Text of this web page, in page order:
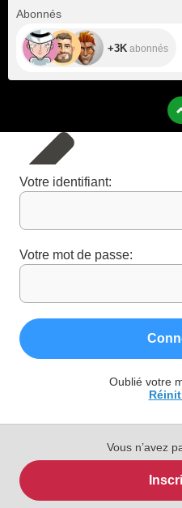
Abonnés
+3K abonnés
Votre identifiant:
Votre mot de passe:
Oublié votre
Vous n’avez